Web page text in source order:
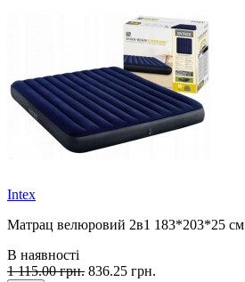
Intex
Матрац велюровий 2в1 183*203*25 см
В наявності
1 115.00 грн. 836.25 грн.